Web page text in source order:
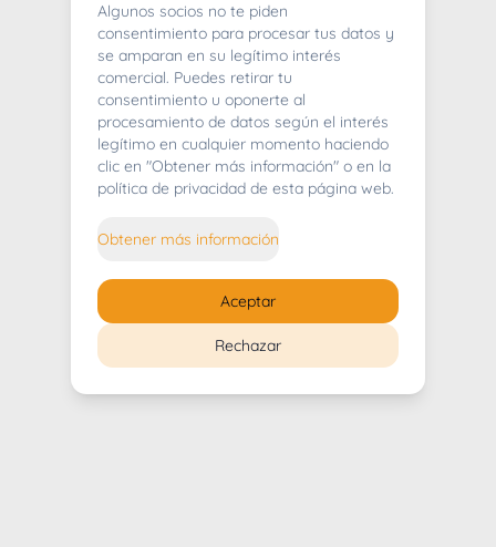
404
Whoops! Lo sentimos mucho.
Algunos socios no te piden
consentimiento para procesar tus datos y
se amparan en su legítimo interés
comercial. Puedes retirar tu
consentimiento u oponerte al
procesamiento de datos según el interés
legítimo en cualquier momento haciendo
clic en "Obtener más información" o en la
política de privacidad de esta página web.
Obtener más información
Rechazar
Aceptar